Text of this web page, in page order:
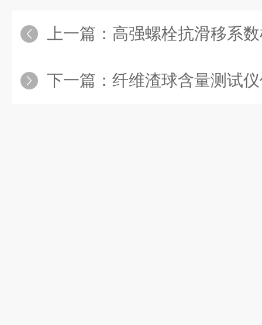
上一篇： 高强螺栓抗滑移系数
下一篇： 纤维渣球含量测试